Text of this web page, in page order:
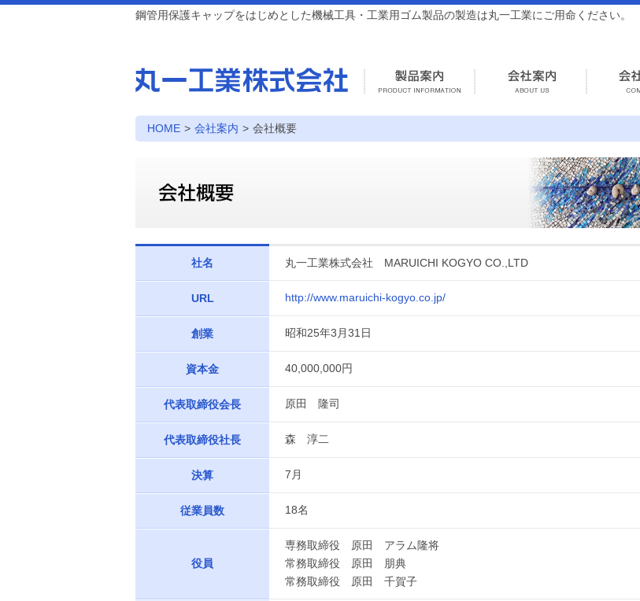
鋼管用保護キャップをはじめとした機械工具・工業用ゴム製品の製造は丸一工業にご用命ください。
HOME > 会社案内 > 会社概要
社名 丸一工業株式会社 MARUICHI KOGYO CO.,LTD
URL http://www.maruichi-kogyo.co.jp/
創業 昭和25年3月31日
資本金 40,000,000円
代表取締役会長 原田 隆司
代表取締役社長 森 淳二
決算 7月
従業員数 18名
役員
専務取締役 原田 アラム隆将
常務取締役 原田 朋典
常務取締役 原田 千賀子